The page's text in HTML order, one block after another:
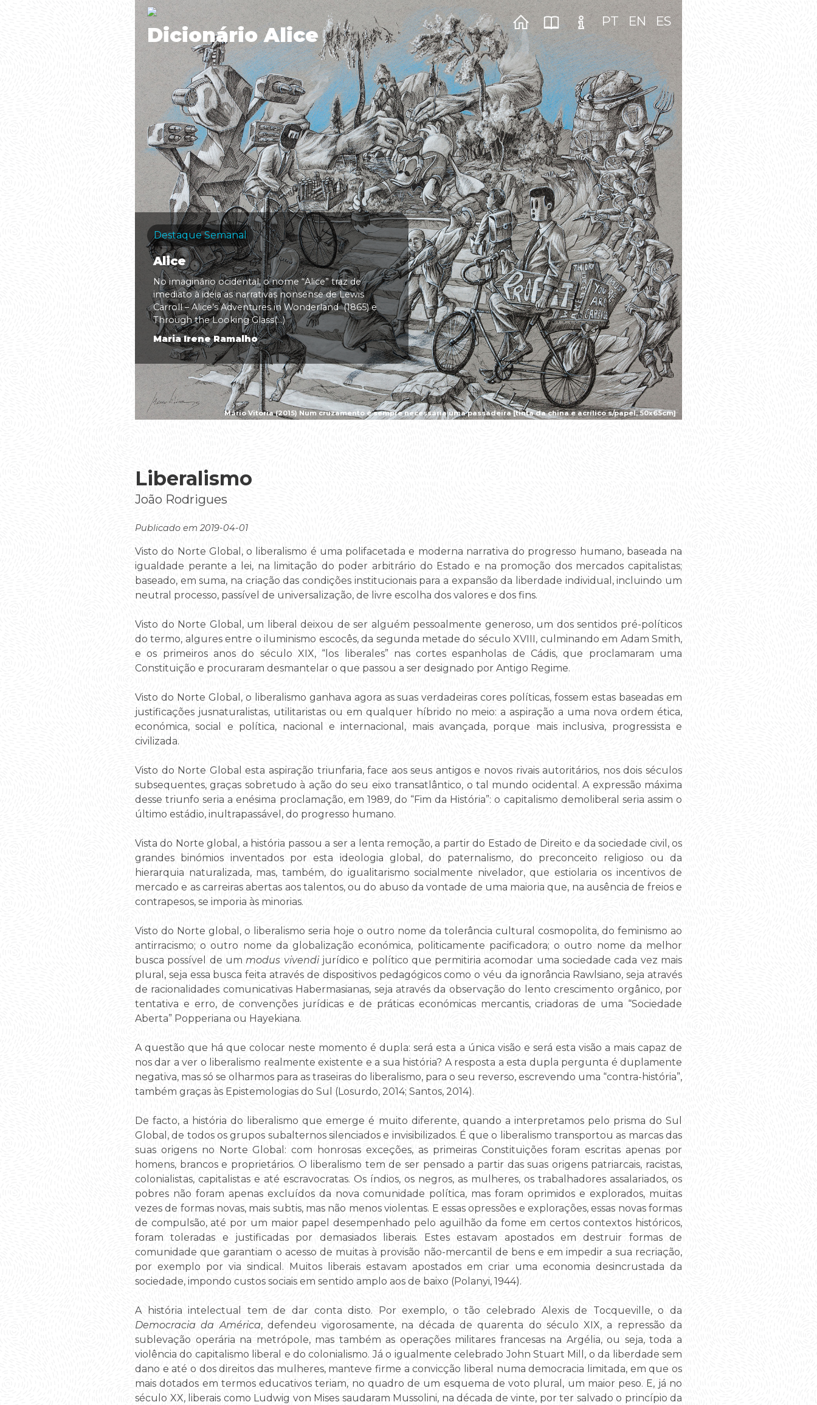
Mário Vitória (2015) Num cruzamento é sempre necessária uma passadeira [tinta da china e acrílico s/papel, 50x65cm]
Dicionário Alice
PT EN ES
Destaque Semanal
Alice
No imaginário ocidental, o nome “Alice” traz de
imediato à ideia as narrativas nonsense de Lewis
Carroll – Alice’s Adventures in Wonderland (1865) e
Through the Looking Glass(...)
Maria Irene Ramalho
Liberalismo
João Rodrigues
Publicado em 2019-04-01
Visto do Norte Global, o liberalismo é uma polifacetada e moderna narrativa do progresso humano, baseada na
igualdade perante a lei, na limitação do poder arbitrário do Estado e na promoção dos mercados capitalistas;
baseado, em suma, na criação das condições institucionais para a expansão da liberdade individual, incluindo um
neutral processo, passível de universalização, de livre escolha dos valores e dos fins.
Visto do Norte Global, um liberal deixou de ser alguém pessoalmente generoso, um dos sentidos pré-políticos
do termo, algures entre o iluminismo escocês, da segunda metade do século XVIII, culminando em Adam Smith,
e os primeiros anos do século XIX, “los liberales” nas cortes espanholas de Cádis, que proclamaram uma
Constituição e procuraram desmantelar o que passou a ser designado por Antigo Regime.
Visto do Norte Global, o liberalismo ganhava agora as suas verdadeiras cores políticas, fossem estas baseadas em
justificações jusnaturalistas, utilitaristas ou em qualquer híbrido no meio: a aspiração a uma nova ordem ética,
económica, social e política, nacional e internacional, mais avançada, porque mais inclusiva, progressista e
civilizada.
Visto do Norte Global esta aspiração triunfaria, face aos seus antigos e novos rivais autoritários, nos dois séculos
subsequentes, graças sobretudo à ação do seu eixo transatlântico, o tal mundo ocidental. A expressão máxima
desse triunfo seria a enésima proclamação, em 1989, do “Fim da História”: o capitalismo demoliberal seria assim o
último estádio, inultrapassável, do progresso humano.
Vista do Norte global, a história passou a ser a lenta remoção, a partir do Estado de Direito e da sociedade civil, os
grandes binómios inventados por esta ideologia global, do paternalismo, do preconceito religioso ou da
hierarquia naturalizada, mas, também, do igualitarismo socialmente nivelador, que estiolaria os incentivos de
mercado e as carreiras abertas aos talentos, ou do abuso da vontade de uma maioria que, na ausência de freios e
contrapesos, se imporia às minorias.
Visto do Norte global, o liberalismo seria hoje o outro nome da tolerância cultural cosmopolita, do feminismo ao
antirracismo; o outro nome da globalização económica, politicamente pacificadora; o outro nome da melhor
busca possível de ummodus vivendijurídico e político que permitiria acomodar uma sociedade cada vez mais
plural, seja essa busca feita através de dispositivos pedagógicos como o véu da ignorância Rawlsiano, seja através
de racionalidades comunicativas Habermasianas, seja através da observação do lento crescimento orgânico, por
tentativa e erro, de convenções jurídicas e de práticas económicas mercantis, criadoras de uma “Sociedade
Aberta” Popperiana ou Hayekiana.
A questão que há que colocar neste momento é dupla: será esta a única visão e será esta visão a mais capaz de
nos dar a ver o liberalismo realmente existente e a sua história? A resposta a esta dupla pergunta é duplamente
negativa, mas só se olharmos para as traseiras do liberalismo, para o seu reverso, escrevendo uma “contra-história”,
também graças às Epistemologias do Sul (Losurdo, 2014; Santos, 2014).
De facto, a história do liberalismo que emerge é muito diferente, quando a interpretamos pelo prisma do Sul
Global, de todos os grupos subalternos silenciados e invisibilizados. É que o liberalismo transportou as marcas das
suas origens no Norte Global: com honrosas exceções, as primeiras Constituições foram escritas apenas por
homens, brancos e proprietários. O liberalismo tem de ser pensado a partir das suas origens patriarcais, racistas,
colonialistas, capitalistas e até escravocratas. Os índios, os negros, as mulheres, os trabalhadores assalariados, os
pobres não foram apenas excluídos da nova comunidade política, mas foram oprimidos e explorados, muitas
vezes de formas novas, mais subtis, mas não menos violentas. E essas opressões e explorações, essas novas formas
de compulsão, até por um maior papel desempenhado pelo aguilhão da fome em certos contextos históricos,
foram toleradas e justificadas por demasiados liberais. Estes estavam apostados em destruir formas de
comunidade que garantiam o acesso de muitas à provisão não-mercantil de bens e em impedir a sua recriação,
por exemplo por via sindical. Muitos liberais estavam apostados em criar uma economia desincrustada da
sociedade, impondo custos sociais em sentido amplo aos de baixo (Polanyi, 1944).
A história intelectual tem de dar conta disto. Por exemplo, o tão celebrado Alexis de Tocqueville, o da
Democracia da América, defendeu vigorosamente, na década de quarenta do século XIX, a repressão da
sublevação operária na metrópole, mas também as operações militares francesas na Argélia, ou seja, toda a
violência do capitalismo liberal e do colonialismo. Já o igualmente celebrado John Stuart Mill, o da liberdade sem
dano e até o dos direitos das mulheres, manteve firme a convicção liberal numa democracia limitada, em que os
mais dotados em termos educativos teriam, no quadro de um esquema de voto plural, um maior peso. E, já no
século XX, liberais como Ludwig von Mises saudaram Mussolini, na década de vinte, por ter salvado o princípio da